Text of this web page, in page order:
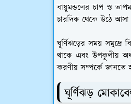
বায়ুমন্ডলের চাপ ও
চারদিক থেকে উঠে আসা
ঘূর্ণিঝড়ের সময় সমুদ্রে
থাকে এবং উপকূলীয়
করণীয় সম্পর্কে জানতে
ঘূর্ণিঝড়